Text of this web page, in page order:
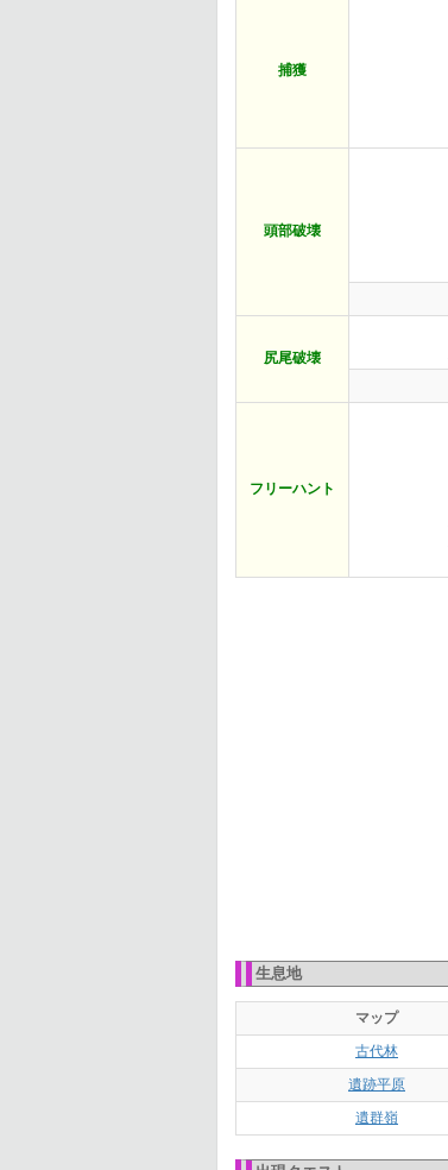
捕獲
頭部破壊
尻尾破壊
フリーハント
生息地
マップ
古代林
遺跡平原
遺群嶺